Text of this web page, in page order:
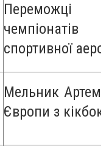
спортивної
Мельник Артем
Європи з